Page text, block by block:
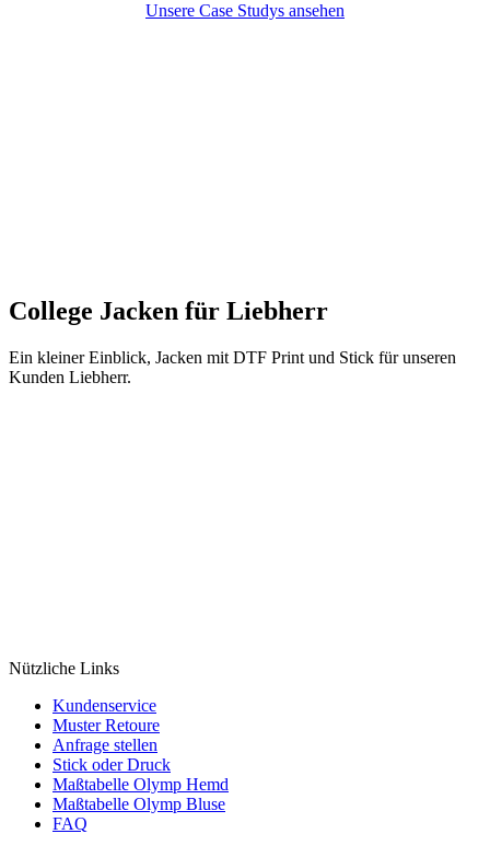
Unsere Case Studys ansehen
College Jacken für Liebherr
Ein kleiner Einblick, Jacken mit DTF Print und Stick für unseren
Kunden Liebherr.
Nützliche Links
Kundenservice
Muster Retoure
Anfrage stellen
Stick oder Druck
Maßtabelle Olymp Hemd
Maßtabelle Olymp Bluse
FAQ